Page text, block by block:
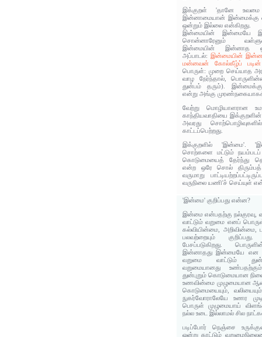
இக்குறள் 'தானே
இன்னாமையான் இன்மைக்கு
ஒன்றும் இல்லை என்கிறது.
இன்மையின் இன்மையே
சொன்னாரேனும்
இன்மையின் இன்னாத
அப்பாடல்:இன்மையின்
மன்னவன் கோல்கீழ்ப் படின்
பொருள்: முறை செய்யாத
வாழ நேர்ந்தால்,
துன்பம் தரும்).
என்று அங்கு முரண்நகையாகக்
வேற்று மொழியாளரான
காந்தியவாதியை
அவரது
காட்டப்பெற்றது.
இக்குறளில் 'இன்மை'.
சொற்களை மட்டும் நயம்படப்
கொடுமையைத் தேர்ந்து
என்ற ஒரே சொல் திரும்பத்
வருமாறு
வருநிலை யணி'ச் செய்யுள்
'இன்மை' குறிப்பது என்ன?
இன்மை என்பதற்கு நல்குரவு,
வாட்டும் வறுமை எனப்
கல்வியின்மை,
பலவற்றையும்
பேசப்படுகிறது.
இன்னாதது இன்மையே என
வறுமை வாட்டும்
வறுமையானது
துன்புறும் கொடுமையான
உணவின்மை முழுமையான
கொடுமையையும்,
நுகர்வோராலேயே உணர
பொருள் முழுமையாய்
நல்ல உடை இல்லாமல் சில
படிப்போர் நெஞ்சை
ஒன்று காட்டும்